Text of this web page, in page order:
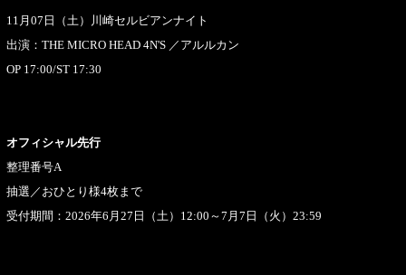
11月07日（土）川崎セルビアンナイト
出演：THE MICRO HEAD 4N'S ／アルルカン
OP 17:00/ST 17:30
オフィシャル先行
整理番号A
抽選／おひとり様4枚まで
受付期間：2026年6月27日（土）12:00～7月7日（火）23:59